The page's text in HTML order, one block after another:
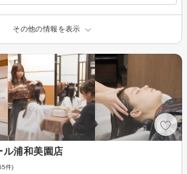
その他の情報を表示
浦和美園店
件)